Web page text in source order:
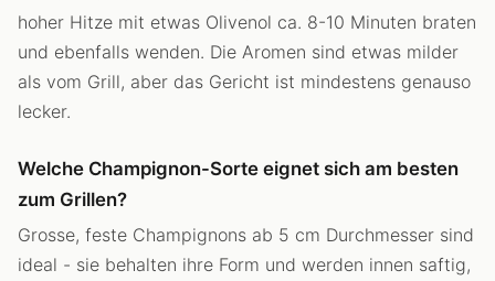
hoher Hitze mit etwas Olivenol ca. 8-10 Minuten braten
und ebenfalls wenden. Die Aromen sind etwas milder
als vom Grill, aber das Gericht ist mindestens genauso
lecker.
Welche Champignon-Sorte eignet sich am besten
zum Grillen?
Grosse, feste Champignons ab 5 cm Durchmesser sind
ideal - sie behalten ihre Form und werden innen saftig,